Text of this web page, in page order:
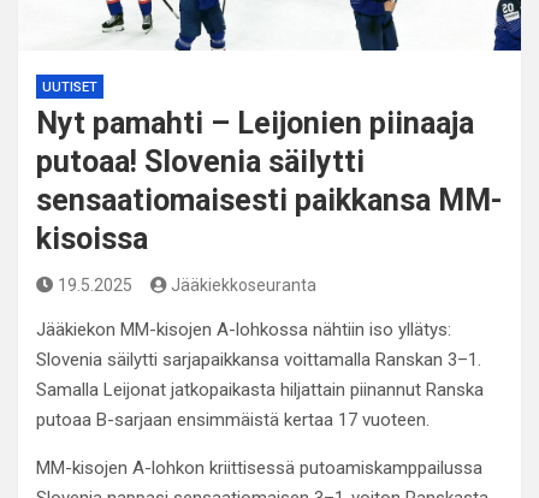
UUTISET
Nyt pamahti – Leijonien piinaaja
putoaa! Slovenia säilytti
sensaatiomaisesti paikkansa MM-
kisoissa
19.5.2025 Jääkiekkoseuranta
Jääkiekon MM-kisojen A-lohkossa nähtiin iso yllätys:
Slovenia säilytti sarjapaikkansa voittamalla Ranskan 3–1.
Samalla Leijonat jatkopaikasta hiljattain piinannut Ranska
putoaa B-sarjaan ensimmäistä kertaa 17 vuoteen.
MM-kisojen A-lohkon kriittisessä putoamiskamppailussa